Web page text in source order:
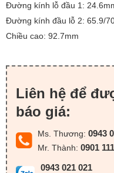
Đường kính lỗ đầu 1:
Đường kính đầu lỗ 2: 65.9/
Chiều cao: 92.7mm
Liên hệ để
báo giá:
Ms. Thương: 0943
Mr. Thành: 0901
0943 021 021